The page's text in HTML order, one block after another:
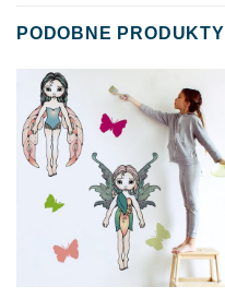
PODOBNE PRODUKTY